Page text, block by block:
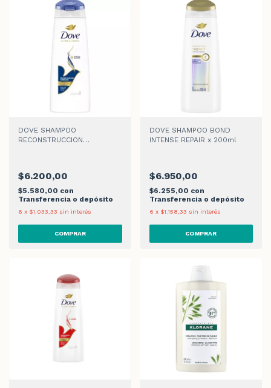
DOVE SHAMPOO
RECONSTRUCCION
$6.200,00
$5.580,00 con
Transferencia o depósito
6 x $1.033,33 sin interés
DOVE SHAMPOO BOND
INTENSE REPAIR x 200ml
$6.950,00
$6.255,00 con
Transferencia o depósito
6 x $1.158,33 sin interés